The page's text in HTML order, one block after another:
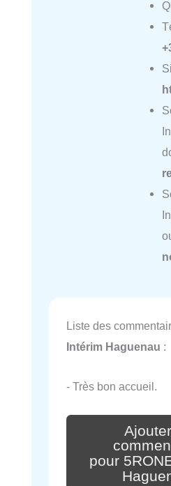
Liste des
Intérim Haguenau :
- Très bon accueil.
pour